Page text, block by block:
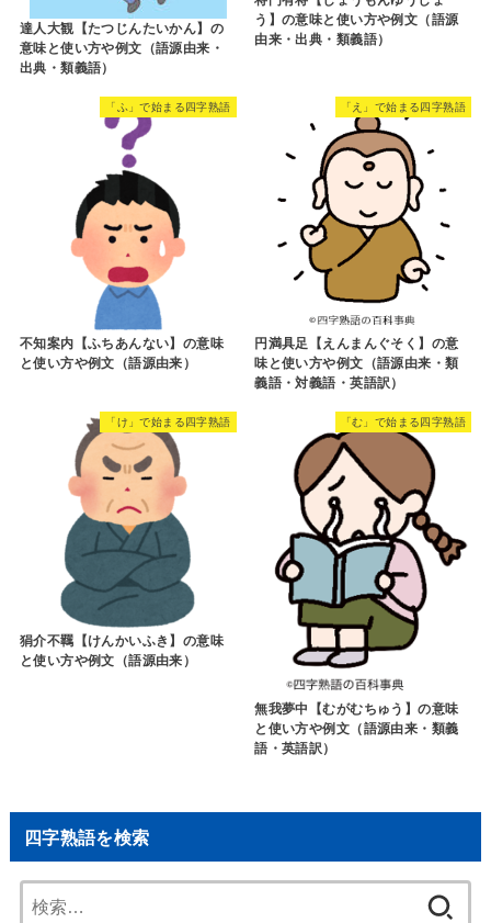
達人大観【たつじんたいかん】の
意味と使い方や例文（語源由来・
出典・類義語）
う】の意味と使い方や例文（語源
由来・出典・類義語）
「ふ」で始まる四字熟語
不知案内【ふちあんない】の意味
と使い方や例文（語源由来）
「え」で始まる四字熟語
円満具足【えんまんぐそく】の意
味と使い方や例文（語源由来・類
義語・対義語・英語訳）
「け」で始まる四字熟語
狷介不羈【けんかいふき】の意味
と使い方や例文（語源由来）
「む」で始まる四字熟語
無我夢中【むがむちゅう】の意味
と使い方や例文（語源由来・類義
語・英語訳）
四字熟語を検索